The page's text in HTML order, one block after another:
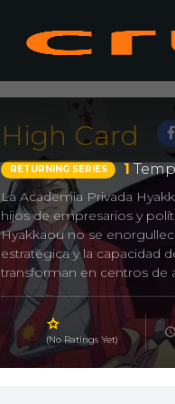
High Card
RETURNING SERIES 1
La Academia Privada
hijos de empresarios y
Hyakkaou no se
estratégica y la capacidad
transforman en centros de
compiten por rango, dinero
Ryouta Suzui pasa sus
cien últimos, obligado a
misteriosa estudiante
de Suzui, Yumeko se
(No Ratings Yet)